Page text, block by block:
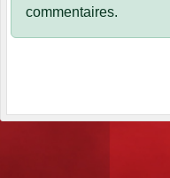
commentaires.